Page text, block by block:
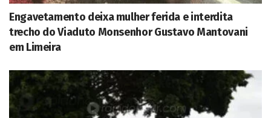
Engavetamento deixa mulher ferida e interdita
trecho do Viaduto Monsenhor Gustavo Mantovani
em Limeira